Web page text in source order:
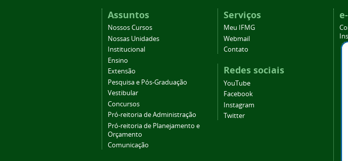
Assuntos
Nossos Cursos
Nossas Unidades
Institucional
Ensino
Extensão
Pesquisa e Pós-Graduação
Vestibular
Concursos
Pró-reitoria de Administração
Pró-reitoria de Planejamento e
Orçamento
Comunicação
Serviços
Meu IFMG
Webmail
Contato
Redes sociais
YouTube
Facebook
Instagram
Twitter